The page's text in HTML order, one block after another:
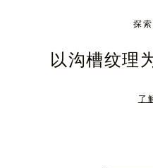
探
以沟槽纹理
了